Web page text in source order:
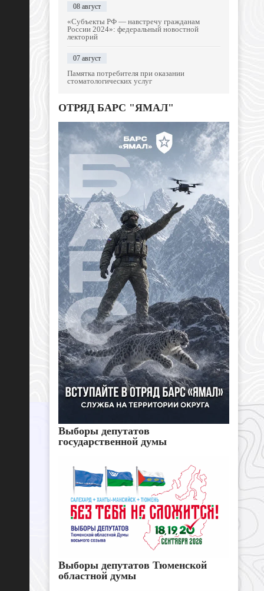
08 август
«Субъекты РФ — навстречу гражданам
России 2024»: федеральный новостной
лекторий
07 август
Памятка потребителя при оказании
стоматологических услуг
ОТРЯД БАРС "ЯМАЛ"
Выборы депутатов
государственной думы
Выборы депутатов Тюменской
областной думы